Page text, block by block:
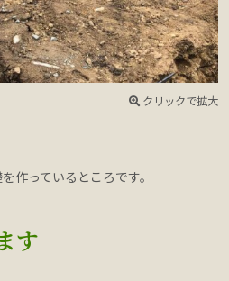
クリックで拡大
作っているところです。
す